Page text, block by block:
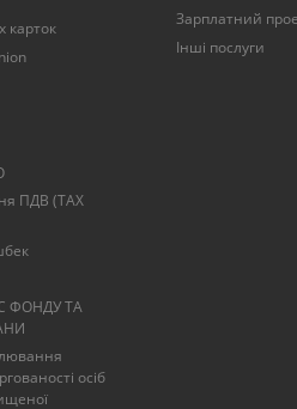
карток
ПДВ (TAX
ФОНДУ ТА
осіб
Зарплатний
Інші послуги